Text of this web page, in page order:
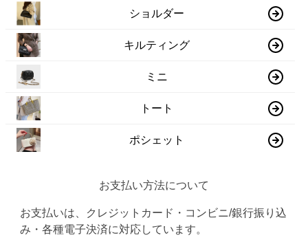
ショルダー
キルティング
ミニ
トート
ポシェット
お支払い方法について
お支払いは、クレジットカード・コンビニ/銀行振り込
み・各種電子決済に対応しています。